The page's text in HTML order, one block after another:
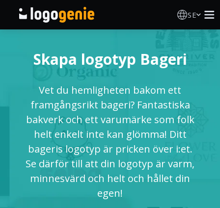
SE
AI logotypgenerator
Logotypidéer
Tryckta produkter
Om Oss
Blogg
Skapa logotyp Bageri
Vet du hemligheten bakom ett
framgångsrikt bageri? Fantastiska
bakverk och ett varumärke som folk
helt enkelt inte kan glömma! Ditt
bageris logotyp är pricken över i:et.
Se därför till att din logotyp är varm,
minnesvärd och helt och hållet din
egen!